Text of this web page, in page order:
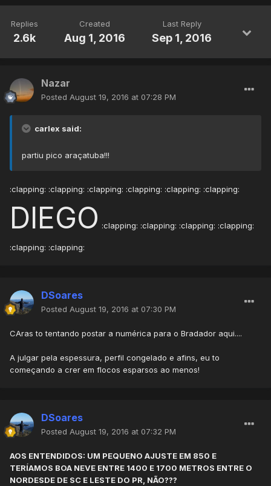
Replies
2.6k
Created
Aug 1, 2016
Last Reply
Sep 1, 2016
Nazar
Posted August 19, 2016 at 07:28 PM
carlex said:
partiu pico araçatuba!!!
:clapping: :clapping: :clapping: :clapping: :clapping: :clapping:
DIEGO :clapping: :clapping: :clapping: :clapping:
:clapping: :clapping:
DSoares
Posted August 19, 2016 at 07:30 PM
CAras to tentando postar a numérica para o Bradador aqui....
A julgar pela espessura, perfil congelado e afins, eu to
começando a crer em flocos esparsos ao menos!
DSoares
Posted August 19, 2016 at 07:32 PM
AOS ENTENDIDOS: UM PEQUENO AJUSTE EM 850 E
TERÍAMOS BOA NEVE ENTRE 1400 E 1700 METROS ENTRE O
NORDESDE DE SC E LESTE DO PR, NÃO???